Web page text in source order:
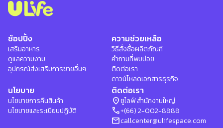
ช้อปปิ้ง
เสริมอาหาร
ดูแลความงาม
อุปกรณ์ส่งเสริมการขายอื่นๆ
ความช่วยเหลือ
วิธีสั่งซื้อผลิตภัณฑ์
คำถามที่พบบ่อย
ติดต่อเรา
ดาวน์โหลดเอกสารธุรกิจ
นโยบาย
นโยบายการคืนสินค้า
นโยบายและระเบียบปฏิบัติ
ติดต่อเรา
location_onยูไลฟ์ สำนักงานใหญ่
phone+(66) 2-002-8888
mailcallcenter@ulifespace.com